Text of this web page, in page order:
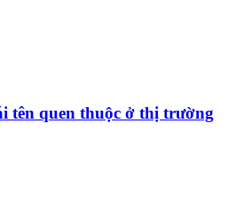
tên quen thuộc ở thị trường